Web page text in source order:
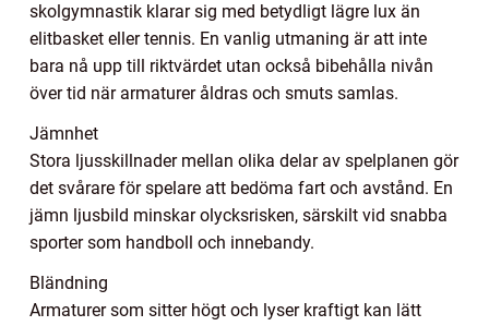
skolgymnastik klarar sig med betydligt lägre lux än
elitbasket eller tennis. En vanlig utmaning är att inte
bara nå upp till riktvärdet utan också bibehålla nivån
över tid när armaturer åldras och smuts samlas.
Jämnhet
Stora ljusskillnader mellan olika delar av spelplanen gör
det svårare för spelare att bedöma fart och avstånd. En
jämn ljusbild minskar olycksrisken, särskilt vid snabba
sporter som handboll och innebandy.
Bländning
Armaturer som sitter högt och lyser kraftigt kan lätt